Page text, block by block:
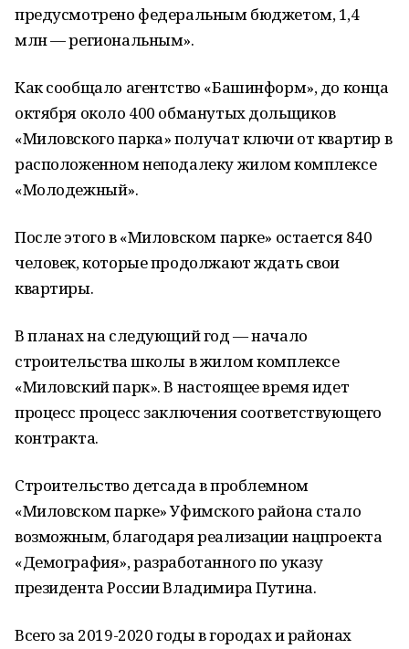
предусмотрено федеральным бюджетом, 1,4
млн — региональным».
Как сообщало агентство «Башинформ», до конца
октября около 400 обманутых дольщиков
«Миловского парка» получат ключи от квартир в
расположенном неподалеку жилом комплексе
«Молодежный».
После этого в «Миловском парке» остается 840
человек, которые продолжают ждать свои
квартиры.
В планах на следующий год — начало
строительства школы в жилом комплексе
«Миловский парк». В настоящее время идет
процесс процесс заключения соответствующего
контракта.
Строительство детсада в проблемном
«Миловском парке» Уфимского района стало
возможным, благодаря реализации нацпроекта
«Демография», разработанного по указу
президента России Владимира Путина.
Всего за 2019-2020 годы в городах и районах